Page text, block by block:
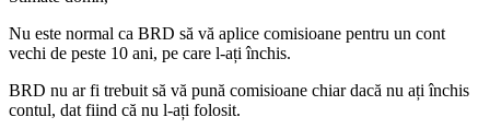
Nu este normal ca BRD să vă aplice comisioane pentru un cont
vechi de peste 10 ani, pe care l-ați închis.
BRD nu ar fi trebuit să vă pună comisioane chiar dacă nu ați închis
contul, dat fiind că nu l-ați folosit.